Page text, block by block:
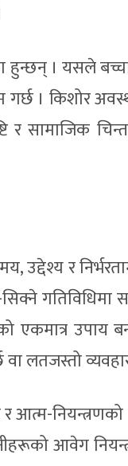
हुन्छन् । यसले
गर्छ । किशोर
र सामाजिक
उद्देश्य र
सिक्ने
उपाय
लतजस्तो
नियन्त्रणको
आवेग